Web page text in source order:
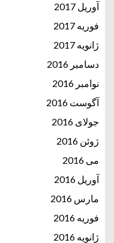
آوریل 2017
فوریه 2017
ژانویه 2017
دسامبر 2016
نوامبر 2016
آگوست 2016
جولای 2016
ژوئن 2016
می 2016
آوریل 2016
مارس 2016
فوریه 2016
ژانویه 2016